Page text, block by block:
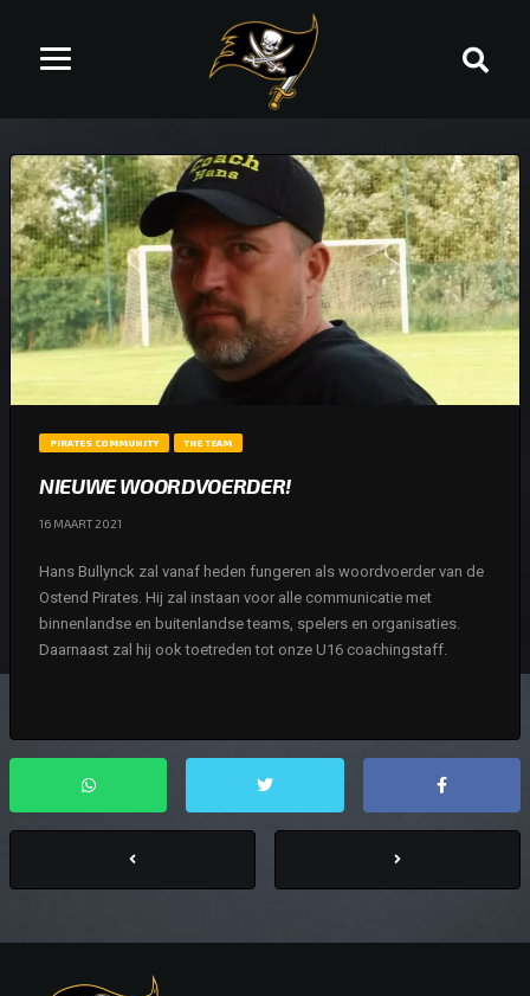
PIRATES COMMUNITY THE TEAM
NIEUWE WOORDVOERDER!
16 MAART 2021
Hans Bullynck zal vanaf heden fungeren als woordvoerder van de
Ostend Pirates. Hij zal instaan voor alle communicatie met
binnenlandse en buitenlandse teams, spelers en organisaties.
Daarnaast zal hij ook toetreden tot onze U16 coachingstaff.